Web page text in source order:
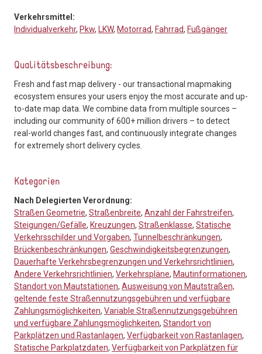
Verkehrsmittel:
Individualverkehr, Pkw, LKW, Motorrad, Fahrrad, Fußgänger
Qualitätsbeschreibung:
Fresh and fast map delivery - our transactional mapmaking
ecosystem ensures your users enjoy the most accurate and up-
to-date map data. We combine data from multiple sources –
including our community of 600+ million drivers – to detect
real-world changes fast, and continuously integrate changes
for extremely short delivery cycles.
Kategorien
Nach Delegierten Verordnung:
Straßen Geometrie, Straßenbreite, Anzahl der Fahrstreifen,
Steigungen/Gefälle, Kreuzungen, Straßenklasse, Statische
Verkehrsschilder und Vorgaben, Tunnelbeschränkungen,
Brückenbeschränkungen, Geschwindigkeitsbegrenzungen,
Dauerhafte Verkehrsbegrenzungen und Verkehrsrichtlinien,
Andere Verkehrsrichtlinien, Verkehrspläne, Mautinformationen,
Standort von Mautstationen, Ausweisung von Mautstraßen,
geltende feste Straßennutzungsgebühren und verfügbare
Zahlungsmöglichkeiten, Variable Straßennutzungsgebühren
und verfügbare Zahlungsmöglichkeiten, Standort von
Parkplätzen und Rastanlagen, Verfügbarkeit von Rastanlagen,
Statische Parkplatzdaten, Verfügbarkeit von Parkplätzen für